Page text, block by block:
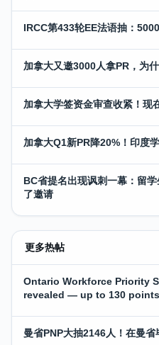
IRCC第433轮EE法语抽：
加拿大又邀3000人拿PR，为
加拿大学签资金审查收紧！现
加拿大Q1新PR降20%！印度
BC省提名出现讽刺一幕：留
了邀请
更多热帖
Ontario Workforce Priority
revealed — up to 130
曼省PNP大抽2146人！在曼